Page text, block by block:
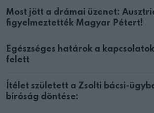
Most jött a drámai üzenet:
figyelmeztették Magyar Pétert!
Egészséges határok a
felett
Ítélet született a Zsolti bácsi-
bíróság döntése: